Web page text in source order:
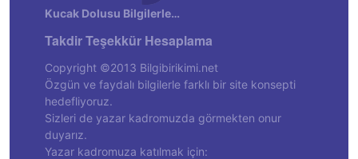
Kucak Dolusu Bilgilerle…
Takdir Teşekkür Hesaplama
Copyright ©2013 Bilgibirikimi.net
Özgün ve faydalı bilgilerle farklı bir site konsepti
hedefliyoruz.
Sizleri de yazar kadromuzda görmekten onur
duyarız.
Yazar kadromuza katılmak için: